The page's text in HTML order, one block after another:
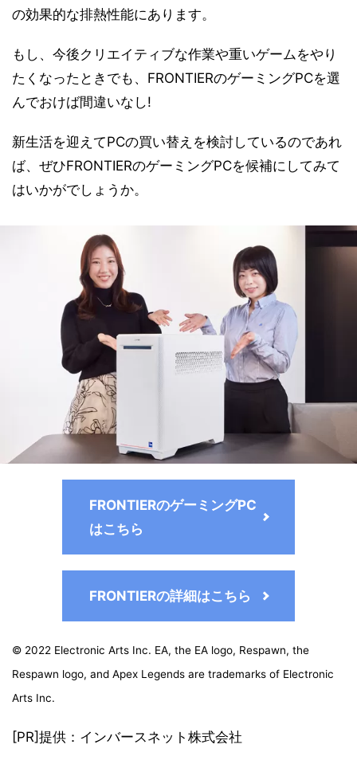
の効果的な排熱性能にあります。
もし、今後クリエイティブな作業や重いゲームをやり
たくなったときでも、FRONTIERのゲーミングPCを選
んでおけば間違いなし!
新生活を迎えてPCの買い替えを検討しているのであれ
ば、ぜひFRONTIERのゲーミングPCを候補にしてみて
はいかがでしょうか。
FRONTIERのゲーミングPC
はこちら
FRONTIERの詳細はこちら
© 2022 Electronic Arts Inc. EA, the EA logo, Respawn, the
Respawn logo, and Apex Legends are trademarks of Electronic
Arts Inc.
[PR]提供：インバースネット株式会社